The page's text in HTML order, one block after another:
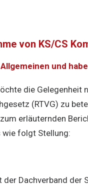
von KS/CS
und
die Gelegenheit
(RTVG) zu
erläuternden
wie folgt Stellung:
Dachverband der